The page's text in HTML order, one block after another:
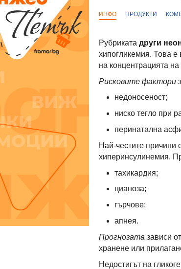
ИНФО ПРОДУКТИ
Рубриката други
хипогликемия. Това
на концентрацията
Рисковите фактори
недоносеност;
ниско тегло при
перинатална
Най-честите причини
хиперинсулинемия.
тахикардия;
цианоза;
гърчове;
апнея.
Прогнозата зависи
хранене или
Недостигът на